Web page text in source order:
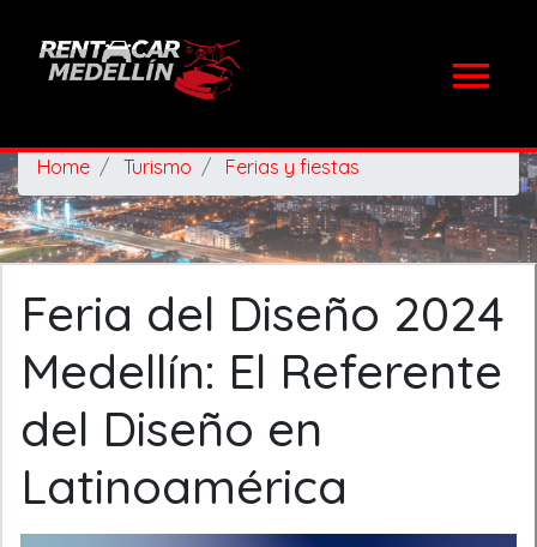
Home Turismo Ferias y fiestas
Feria del Diseño 2024
Medellín: El Referente
del Diseño en
Latinoamérica